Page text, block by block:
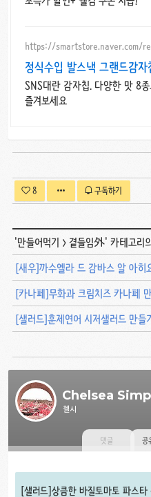
https://smartstore.naver.com/
정식수입 발스낵 그랜드감
끝판왕
SNS대란 감자칩. 다양한 맛 8
즐겨보세요
8 구독하기
'만들어먹기 >곁들임外' 카테고리
[새우]까수엘라 드 감바스 알 아히요
[카나페]무화과 크림치즈 카나페 만들
[샐러드]훈제연어 시저샐러드 만들기,
Chelsea
첼시
댓글 공
[샐러드]상큼한 바질토마토 파스타